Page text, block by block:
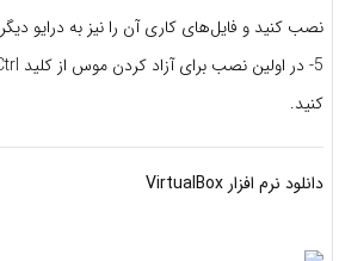
نصب کنید و فایل‌های کاری آن را نیز به درایو
کنید.
دانلود نرم افزار VirtualBox